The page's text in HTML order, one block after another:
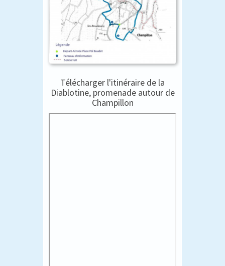
Télécharger l'itinéraire de la
Diablotine, promenade autour de
Champillon